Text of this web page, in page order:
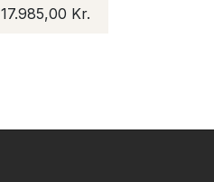
17.985,00 Kr.